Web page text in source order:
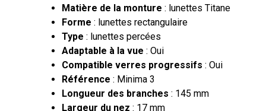
Matière de la monture : lunettes Titane
Forme : lunettes rectangulaire
Type : lunettes percées
Adaptable à la vue : Oui
Compatible verres progressifs : Oui
Référence : Minima 3
Longueur des branches : 145 mm
Largeur du nez : 17 mm